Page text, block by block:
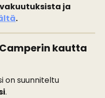
ja
.
kautta
on suunniteltu
.